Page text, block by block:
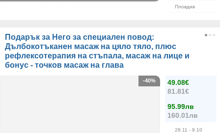
Пловдив
Подарък за Него за специален повод:
Дълбокотъканен масаж на цяло тяло, плюс
рефлексотерапия на стъпала, масаж на лице и
бонус - точков масаж на глава
49.08€
81.81€
95.99лв
160.01лв
28.11 - 9.10
-40%